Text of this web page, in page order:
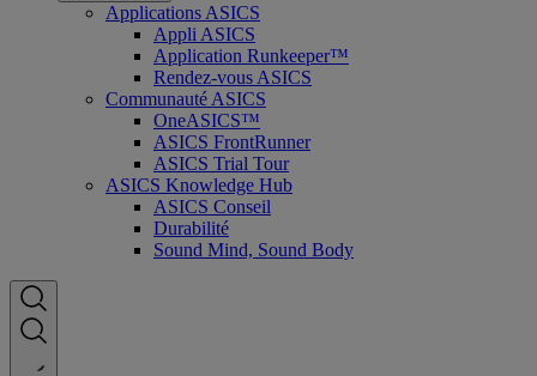
Applications ASICS
Appli ASICS
Application Runkeeper™
Rendez-vous ASICS
Communauté ASICS
OneASICS™
ASICS FrontRunner
ASICS Trial Tour
ASICS Knowledge Hub
ASICS Conseil
Durabilité
Sound Mind, Sound Body